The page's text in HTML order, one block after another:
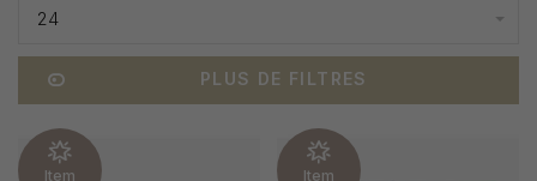
24
PLUS DE FILTRES
Item Item